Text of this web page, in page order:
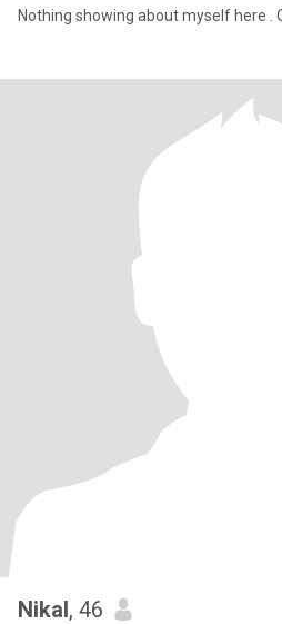
Nothing showing about myself here .
Nikal, 46